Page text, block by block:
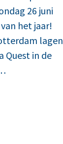
26 juni
het jaar!
lagen
Quest in de